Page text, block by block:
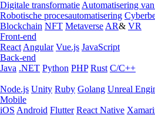
Digitale transformatie Automatisering
Robotische procesautomatisering
Blockchain NFT Metaverse AR& VR
Front-end
React Angular Vue.js JavaScript
Back-end
Java .NET Python PHP Rust C/C++
Node.js Unity Ruby Golang Unreal
Mobile
iOS Android Flutter React Native